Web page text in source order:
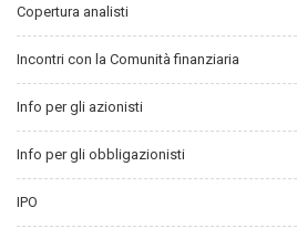
Copertura analisti
Incontri con la Comunità finanziaria
Info per gli azionisti
Info per gli obbligazionisti
IPO